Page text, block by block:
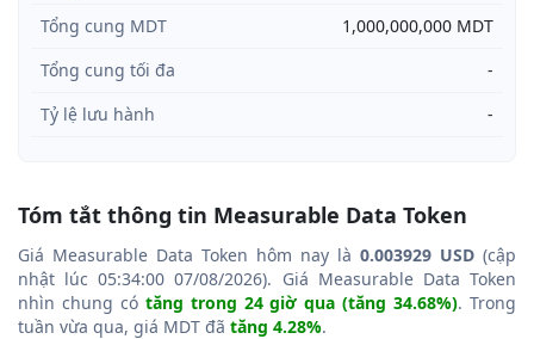
Tổng cung MDT
1,000,000,000 MDT
Tổng cung tối đa
-
Tỷ lệ lưu hành
-
Tóm tắt thông tin Measurable Data Token
Giá Measurable Data Token hôm nay là 0.003929 USD (cập
nhật lúc 05:34:00 07/08/2026). Giá Measurable Data Token
nhìn chung có tăng trong 24 giờ qua (tăng 34.68%). Trong
tuần vừa qua, giá MDT đã tăng 4.28%.